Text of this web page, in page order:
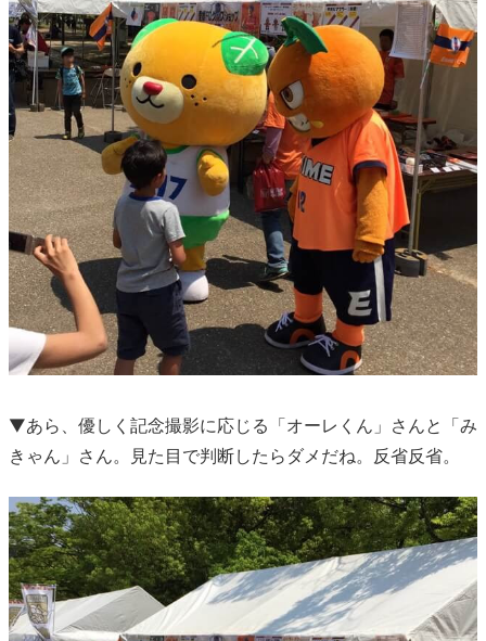
▼あら、優しく記念撮影に応じる「オーレくん」さんと「み
きゃん」さん。見た目で判断したらダメだね。反省反省。